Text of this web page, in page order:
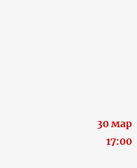
30 мар
17:00